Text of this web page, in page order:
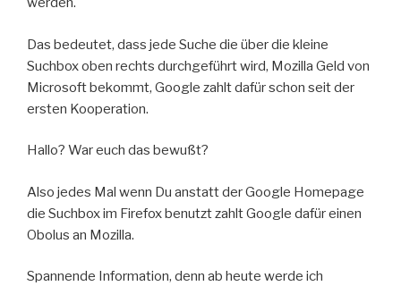
Das bedeutet, dass jede Suche die über die kleine
Suchbox oben rechts durchgeführt wird, Mozilla Geld von
Microsoft bekommt, Google zahlt dafür schon seit der
ersten Kooperation.
Hallo? War euch das bewußt?
Also jedes Mal wenn Du anstatt der Google Homepage
die Suchbox im Firefox benutzt zahlt Google dafür einen
Obolus an Mozilla.
Spannende Information, denn ab heute werde ich